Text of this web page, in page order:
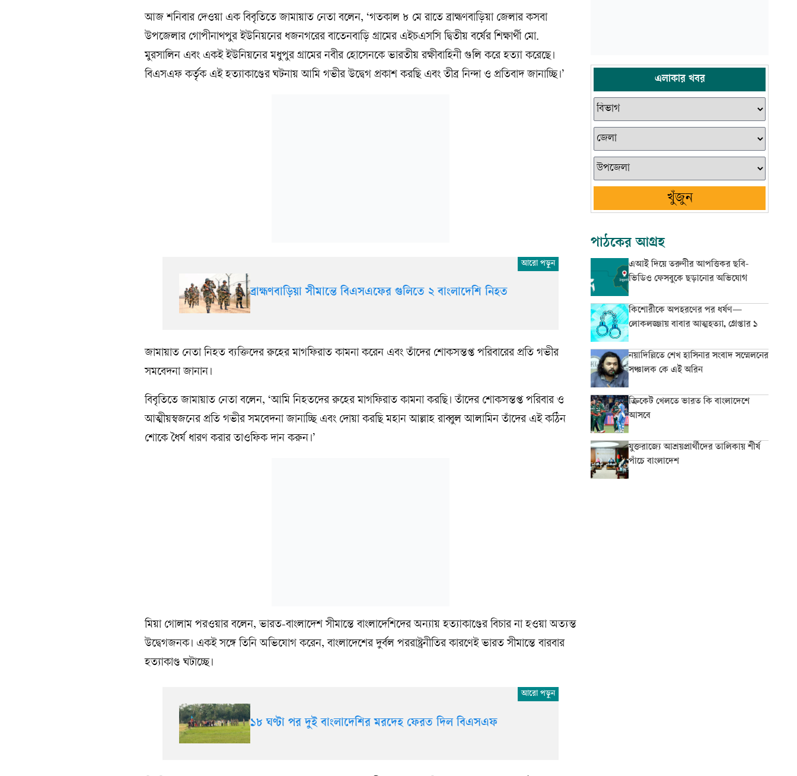
আজ শনিবার দেওয়া এক বিবৃতিতে জামায়াত নেতা বলেন, ‘গতকাল ৮ মে রাতে ব্রাহ্মণবাড়িয়া জেলার কসবা
উপজেলার গোপীনাথপুর ইউনিয়নের ধজনগরের বাতেনবাড়ি গ্রামের এইচএসসি দ্বিতীয় বর্ষের শিক্ষার্থী মো.
মুরসালিন এবং একই ইউনিয়নের মধুপুর গ্রামের নবীর হোসেনকে ভারতীয় রক্ষীবাহিনী গুলি করে হত্যা করেছে।
বিএসএফ কর্তৃক এই হত্যাকাণ্ডের ঘটনায় আমি গভীর উদ্বেগ প্রকাশ করছি এবং তীব্র নিন্দা ও প্রতিবাদ জানাচ্ছি।’
ব্রাহ্মণবাড়িয়া সীমান্তে বিএসএফের গুলিতে ২ বাংলাদেশি নিহত
জামায়াত নেতা নিহত ব্যক্তিদের রুহের মাগফিরাত কামনা করেন এবং তাঁদের শোকসন্তপ্ত পরিবারের প্রতি গভীর
সমবেদনা জানান।
বিবৃতিতে জামায়াত নেতা বলেন, ‘আমি নিহতদের রুহের মাগফিরাত কামনা করছি। তাঁদের শোকসন্তপ্ত পরিবার ও
আত্মীয়স্বজনের প্রতি গভীর সমবেদনা জানাচ্ছি এবং দোয়া করছি মহান আল্লাহ রাব্বুল আলামিন তাঁদের এই কঠিন
শোকে ধৈর্য ধারণ করার তাওফিক দান করুন।’
মিয়া গোলাম পরওয়ার বলেন, ভারত-বাংলাদেশ সীমান্তে বাংলাদেশিদের অন্যায় হত্যাকাণ্ডের বিচার না হওয়া অত্যন্ত
উদ্বেগজনক। একই সঙ্গে তিনি অভিযোগ করেন, বাংলাদেশের দুর্বল পররাষ্ট্রনীতির কারণেই ভারত সীমান্তে বারবার
হত্যাকাণ্ড ঘটাচ্ছে।
১৮ ঘণ্টা পর দুই বাংলাদেশির মরদেহ ফেরত দিল বিএসএফ
এলাকার খবর
খুঁজুন
পাঠকের আগ্রহ
এআই দিয়ে তরুণীর আপত্তিকর ছবি-
ভিডিও ফেসবুকে ছড়ানোর অভিযোগ
কিশোরীকে অপহরণের পর ধর্ষণ—
লোকলজ্জায় বাবার আত্মহত্যা, গ্রেপ্তার ১
নয়াদিল্লিতে শেখ হাসিনার সংবাদ সম্মেলনের
সঞ্চালক কে এই অরিন
ক্রিকেট খেলতে ভারত কি বাংলাদেশে
আসবে
যুক্তরাজ্যে আশ্রয়প্রার্থীদের তালিকায় শীর্ষ
পাঁচে বাংলাদেশ